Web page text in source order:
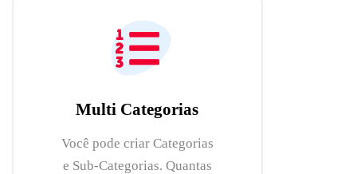
Multi Categorias
Você pode criar Categorias
e Sub-Categorias. Quantas